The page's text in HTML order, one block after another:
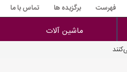
فهرست برگزیده ها تماس با ما
ماشین آلات